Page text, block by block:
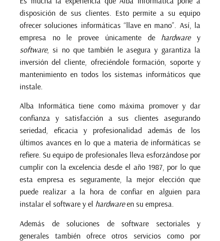
disposición de sus clientes. Esto permite a su equipo
ofrecer soluciones informáticas “llave en mano”. Así, la
empresa no le provee únicamente de hardwarey
software, si no que también le asegura y garantiza la
inversión del cliente, ofreciéndole formación, soporte y
mantenimiento en todos los sistemas informáticos que
instale.
Alba Informática tiene como máxima promover y dar
confianza y satisfacción a sus clientes asegurando
seriedad, eficacia y profesionalidad además de los
últimos avances en lo que a materia de informáticas se
refiere. Su equipo de profesionales lleva esforzándose por
cumplir con la excelencia desde el año 1987, por lo que
esta empresa es seguramente, la mejor elección que
puede realizar a la hora de confiar en alguien para
instalar el software y el hardwareen su empresa.
Además de soluciones de software sectoriales y
generales también ofrece otros servicios como por